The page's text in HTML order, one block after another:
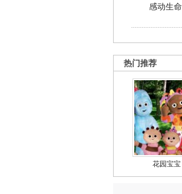
感动生命
热门推荐
花园宝宝